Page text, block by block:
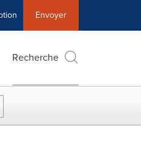
Envoyer
Recherche